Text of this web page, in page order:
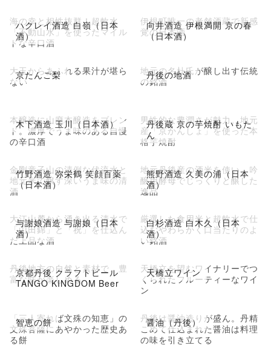
ハクレイ酒造 白嶺（日本
酒）
海の幸と相性抜群！超軟水
「不動山水」を使ったマイル
ドな辛口酒
向井酒造 伊根満開 京の春
（日本酒）
伊根町唯一の老舗酒蔵で新感
覚の日本酒
京たんご梨
大玉からあふれる果汁が堪ら
ない
丹後の地酒
地元の名杜氏が醸し出す伝統
の銘酒
木下酒造 玉川（日本酒）
本醸造に山廃本醸造をブレン
ド。濃厚でうま味のある自慢
の辛口酒
丹後蔵 京の芋焼酎 いもた
ん
男性的な豊潤さが魅力。地元
産「京かんしょ」を使った本
格芋焼酎
竹野酒造 弥栄鶴 笑顔百薬
（日本酒）
金剛童子山の清例な伏流水と
地元米で醸す深いうま味の清
酒
熊野酒造 久美の浦（日本
酒）
地元丹後産の酒米を使い、吟
醸用酵母でじっくりと醸した
逸品
与謝娘酒造 与謝娘（日本
酒）
大江山麓から湧き出る清水で
「山田錦」と「祝」を仕込ん
だ上品な酒
白杉酒造 白木久（日本
酒）
厳選した食用米と超軟水で仕
込むやわらかく口当たりのよ
い銘酒
京都丹後 クラフトビール
TANGO KINGDOM Beer
丹後地方の自然と素材で、豊
富な味が楽しめる
天橋立ワイン
天橋立を望むワイナリーでつ
くられたフルーティーなワイ
ン
智恵の餅
「三人寄れば文殊の知恵」の
文殊菩薩にあやかった歴史あ
る餅
醤油（丹後）
丹後は醤油造りが盛ん。丹精
こめて仕込まれた醤油は料理
の味を引き立てる